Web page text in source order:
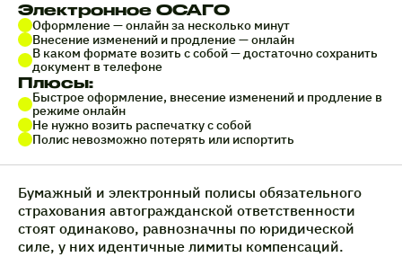
Электронное ОСАГО
Оформление — онлайн за несколько минут
Внесение изменений и продление — онлайн
В каком формате возить с собой — достаточно сохранить
документ в телефоне
Плюсы:
Быстрое оформление, внесение изменений и продление в
режиме онлайн
Не нужно возить распечатку с собой
Полис невозможно потерять или испортить
Бумажный и электронный полисы обязательного
страхования автогражданской ответственности
стоят одинаково, равнозначны по юридической
силе, у них идентичные лимиты компенсаций.